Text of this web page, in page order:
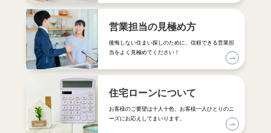
営業担当の見極め方
後悔しない住まい探しのために、信頼できる営業担
当をよく見極めてください！
住宅ローンについて
お客様のご要望は十人十色、お客様一人ひとりのニ
ーズにお応えしてまいります。